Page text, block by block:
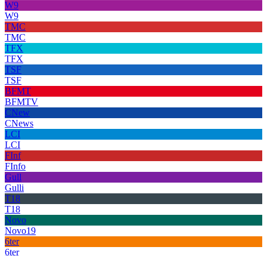
W9
W9
TMC
TMC
TFX
TFX
TSF
TSF
BFMT
BFMTV
CNew
CNews
LCI
LCI
FInf
FInfo
Gull
Gulli
T18
T18
Novo
Novo19
6ter
6ter